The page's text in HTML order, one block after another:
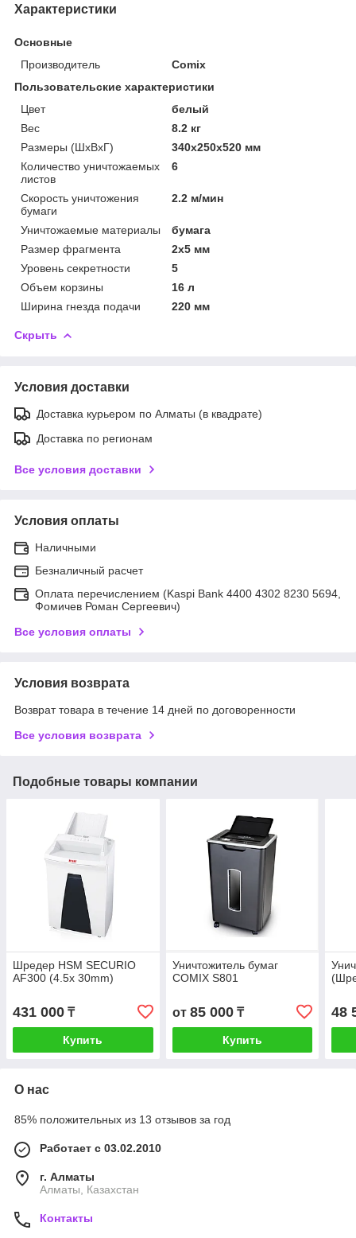
Характеристики
Основные
Производитель
Comix
Пользовательские характеристики
Цвет
белый
Вес
8.2 кг
Размеры (ШхВхГ)
340x250x520 мм
Количество уничтожаемых
листов
6
Скорость уничтожения
бумаги
2.2 м/мин
Уничтожаемые материалы
бумага
Размер фрагмента
2х5 мм
Уровень секретности
5
Объем корзины
16 л
Ширина гнезда подачи
220 мм
Скрыть
Условия доставки
Доставка курьером по Алматы (в квадрате)
Доставка по регионам
Все условия доставки
Условия оплаты
Наличными
Безналичный расчет
Оплата перечислением (Kaspi Bank 4400 4302 8230 5694,
Фомичев Роман Сергеевич)
Все условия оплаты
Условия возврата
Возврат товара в течение 14 дней по договоренности
Все условия возврата
Подобные товары компании
Шредер HSM SECURIO
AF300 (4.5x 30mm)
431 000 ₸
Купить
Уничтожитель бумаг
COMIX S801
от 85 000₸
Купить
48
О нас
85% положительных из 13 отзывов за год
Работает с 03.02.2010
г. Алматы
Алматы, Казахстан
Контакты